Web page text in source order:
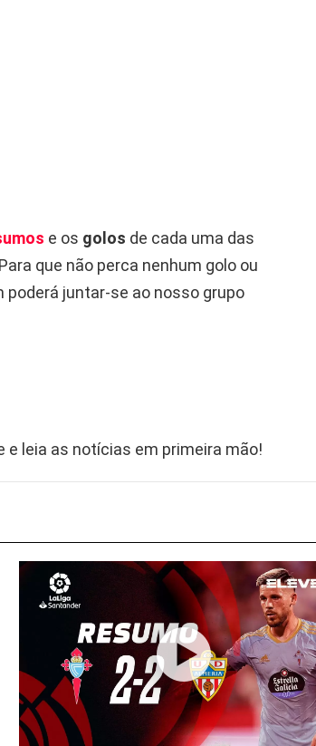
e os golos de cada uma das
que não perca nenhum golo ou
juntar-se ao nosso grupo
e leia as notícias em primeira mão!